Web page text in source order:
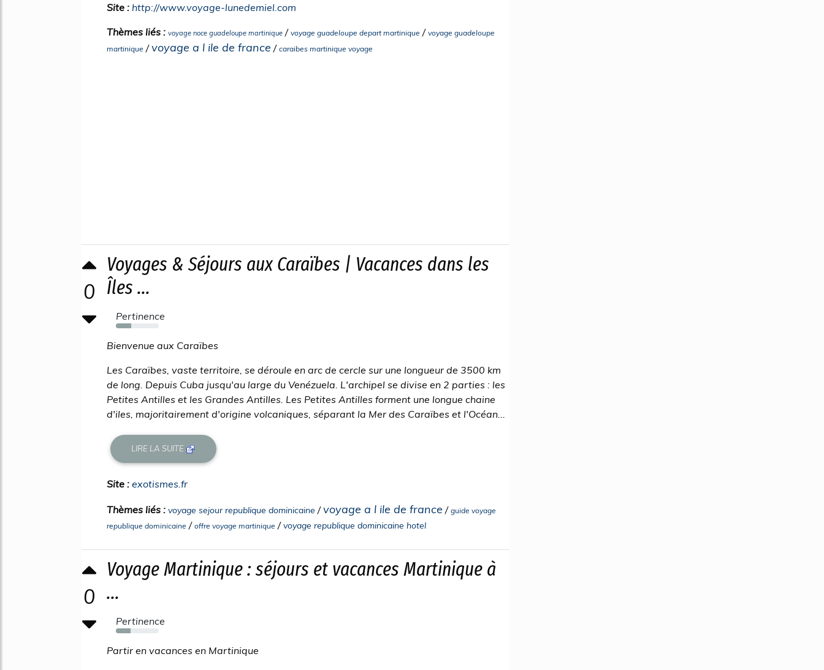
Site : http://www.voyage-lunedemiel.com
Thèmes liés : voyage noce guadeloupe martinique / voyage guadeloupe depart martinique / voyage guadeloupe
martinique /voyage a l ile de france / caraibes martinique voyage
0
Voyages & Séjours aux Caraïbes | Vacances dans les
Îles ...
Pertinence
35%
Bienvenue aux Caraïbes
Les Caraïbes, vaste territoire, se déroule en arc de cercle sur une longueur de 3500 km
de long. Depuis Cuba jusqu'au large du Venézuela. L'archipel se divise en 2 parties : les
Petites Antilles et les Grandes Antilles. Les Petites Antilles forment une longue chaine
d'iles, majoritairement d'origine volcaniques, séparant la Mer des Caraïbes et l'Océan...
LIRE LA SUITE
Site : exotismes.fr
Thèmes liés : voyage sejour republique dominicaine /voyage a l ile de france / guide voyage
republique dominicaine / offre voyage martinique /voyage republique dominicaine hotel
0
Voyage Martinique : séjours et vacances Martinique à
...
Pertinence
34%
Partir en vacances en Martinique